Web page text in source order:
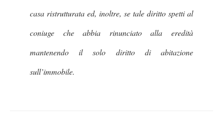
casa ristrutturata ed, inoltre, se tale diritto spetti al
coniuge che abbia rinunciato alla eredità
mantenendo il solo diritto di abitazione
sull’immobile.